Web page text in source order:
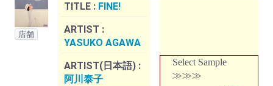
店舗
TITLE : FINE!
ARTIST :
YASUKO AGAWA
ARTIST(日本語) :
阿川泰子
Select Sample
≫≫≫